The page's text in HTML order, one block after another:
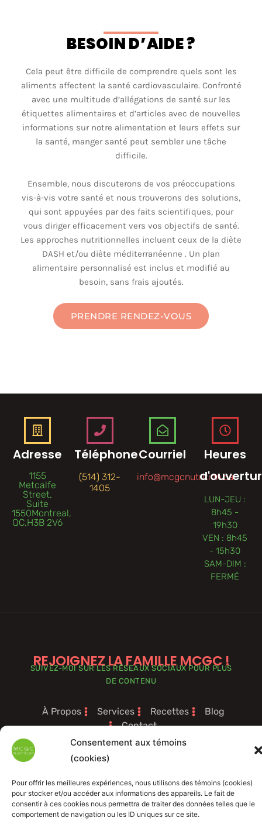
Consentement aux témoins
(cookies)
Pour offrir les meilleures expériences, nous utilisons des témoins (cookies)
pour stocker et/ou accéder aux informations des appareils. Le fait de
consentir à ces cookies nous permettra de traiter des données telles que le
comportement de navigation ou les ID uniques sur ce site.
BESOIN D’AIDE ?
Cela peut être difficile de comprendre quels sontles
aliments affectentla santé cardiovasculaire. Confronté
avec une multitude d’allégations de santé sur les
étiquettes alimentaires et d’articles avec de nouvelles
informations sur notre alimentation et leurs effets sur
la santé, manger santé peut sembler une tâche
difficile.
Ensemble, nous discuterons de vos préoccupations
vis-à-vis votre santé et nous trouverons des solutions,
qui sont appuyées par des faits scientifiques, pour
vous diriger efficacement vers vos objectifs de santé.
Les approches nutritionnelles incluent ceux de la diète
DASH et/ou diète méditerranéenne . Un plan
alimentaire personnalisé est inclus et modifié au
besoin, sans frais ajoutés.
PRENDRE RENDEZ-VOUS
Adresse
1155
Metcalfe
Street,
Suite
1550Montreal,
QC,H3B 2V6
Téléphone
(514) 312-
1405
Courriel
info@mcgcnutrition.ca
Heures
LUN-JEU :
8h45 -
19h30
VEN : 8h45
- 15h30
SAM-DIM :
FERMÉ
REJOIGNEZ LA FAMILLE MCGC !
SUIVEZ-MOI SUR LES RÉSEAUX SOCIAUX POUR PLUS
DE CONTENU
À Propos Services Recettes
Blog
Contact
Politique de confidentialité
c
e
b
o
I
s
t
a
g
L
n
k
e
d
n
t
e
r